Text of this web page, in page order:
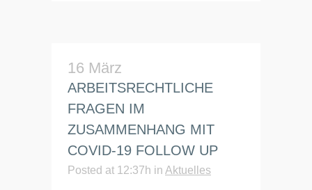
16 März
ARBEITSRECHTLICHE
FRAGEN IM
ZUSAMMENHANG MIT
COVID-19 FOLLOW UP
Posted at 12:37h in Aktuelles